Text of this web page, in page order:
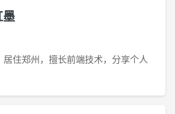
墨
住郑州，擅长前端技术，分享个人